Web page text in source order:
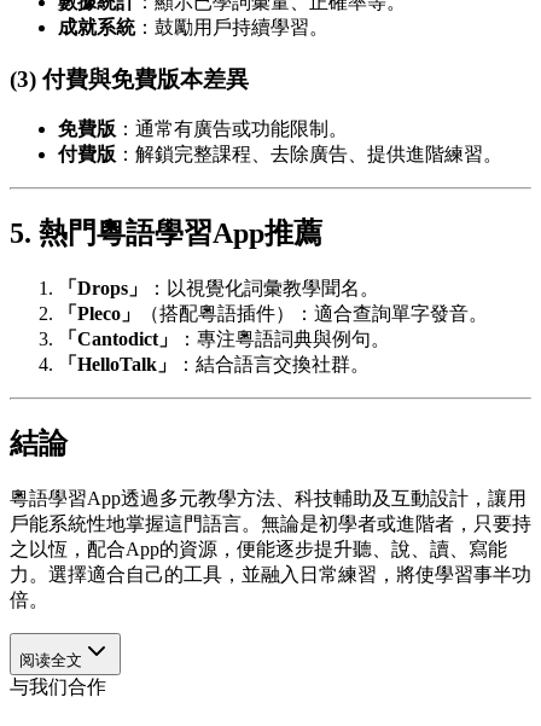
成就系統：鼓勵用戶持續學習。
(3) 付費與免費版本差異
免費版 ：通常有廣告或功能限制。
付費版 ：解鎖完整課程、去除廣告、提供進階練習。
5. 熱門粵語學習App推薦
「Drops」
：以視覺化詞彙教學聞名。
「Pleco」
（搭配粵語插件）：適合查詢單字發音。
「Cantodict」
：專注粵語詞典與例句。
「HelloTalk」
：結合語言交換社群。
結論
粵語學習App透過多元教學方法、科技輔助及互動設計，讓用
戶能系統性地掌握這門語言。無論是初學者或進階者，只要持
之以恆，配合App的資源，便能逐步提升聽、說、讀、寫能
力。選擇適合自己的工具，並融入日常練習，將使學習事半功
倍。
阅读全文
与我们合作